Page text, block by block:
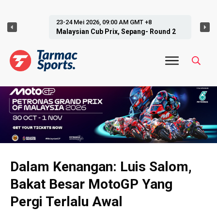
23-24 Mei 2026, 09:00 AM GMT +8
Malaysian Cub Prix, Sepang- Round 2
Dalam Kenangan: Luis Salom,
Bakat Besar MotoGP Yang
Pergi Terlalu Awal